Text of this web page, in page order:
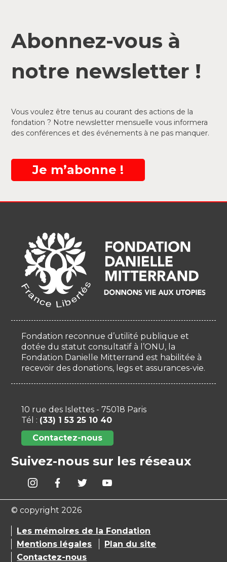
Abonnez-vous à
notre newsletter !
Vous voulez être tenus au courant des actions de la
fondation ? Notre newsletter mensuelle vous informera
des conférences et des événements à ne pas manquer.
Je m’abonne !
Fondation reconnue d’utilité publique et
dotée du statut consultatif à l’ONU, la
Fondation Danielle Mitterrand est habilitée à
recevoir des donations, legs et assurances-vie.
10 rue des Islettes - 75018 Paris
Tél : (33) 1 53 25 10 40
Contactez-nous
Suivez-nous sur les réseaux
© copyright 2026
Les mémoires de la Fondation
Mentions légales
Plan du site
Contactez-nous